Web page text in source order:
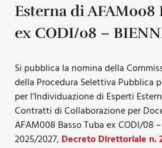
Esterna di AFAM008
ex CODI/08 –
Si pubblica la nomina della
della Procedura Selettiva Pubblica
per l’Individuazione di Esperti
Contratti di Collaborazione per
AFAM008 Basso Tuba ex CODI/08
2025/2027, Decreto Direttoriale n.